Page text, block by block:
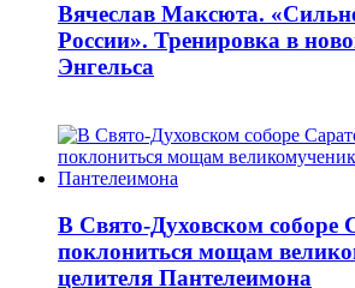
Вячеслав Максюта.
России». Тренировка в
Энгельса
В Свято-Духовском соборе
поклониться мощам
целителя Пантелеимона